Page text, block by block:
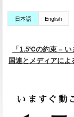
日本語 English
「1.5℃の約束 – い
国連とメディアに